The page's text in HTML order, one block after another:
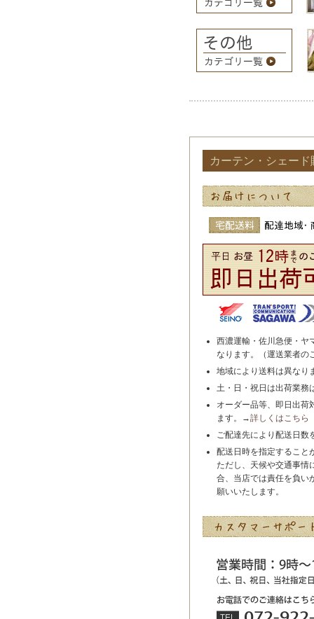
カーテン・シェー
西濃運輸・佐川急便・ヤ
なります。（運送業者の
地域により送料は異なり
土・日・祝日は出荷業務
オーダー品等、即日出荷
ます。→詳しくはこちら
ご配達先により配送日数
配送日時を指定すること
ただし、天候や交通事情
合、当店では責任を負い
願いいたします。